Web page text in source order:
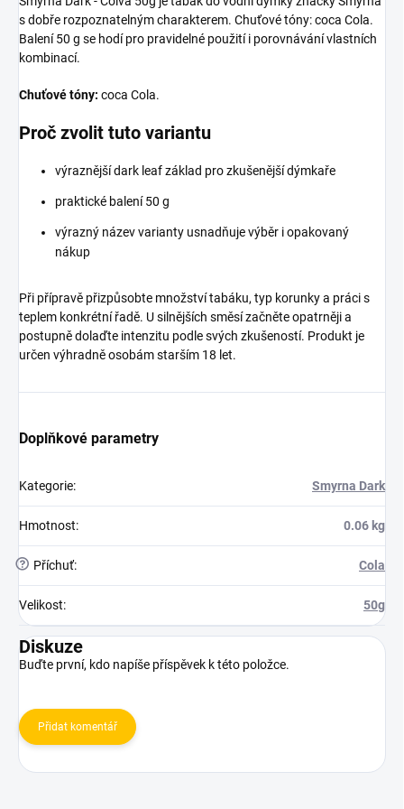
s dobře rozpoznatelným charakterem. Chuťové tóny: coca Cola.
Balení 50 g se hodí pro pravidelné použití i porovnávání vlastních
kombinací.
Chuťové tóny: coca Cola.
Proč zvolit tuto variantu
výraznější dark leaf základ pro zkušenější dýmkaře
praktické balení 50 g
výrazný název varianty usnadňuje výběr i opakovaný
nákup
Při přípravě přizpůsobte množství tabáku, typ korunky a práci s
teplem konkrétní řadě. U silnějších směsí začněte opatrněji a
postupně dolaďte intenzitu podle svých zkušeností. Produkt je
určen výhradně osobám starším 18 let.
Doplňkové parametry
Kategorie: Smyrna Dark
Hmotnost: 0.06 kg
? Příchuť: Cola
Velikost: 50g
Diskuze
Buďte první, kdo napíše příspěvek k této položce.
Přidat komentář